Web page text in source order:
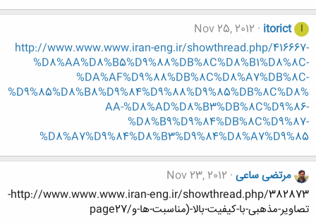
I
itorict
Nov 25, 2012
http://www.www.www.iran-eng.ir/showthread.php/416667-
%D8%AA%D8%B5%D9%88%DB%8C%D8%B1%D8%8C-
%DA%AF%D9%88%DB%8C%D8%A7%DB%8C-
%D9%85%D8%B8%D9%84%D9%88%D9%85%DB%8C%D8%
AA-%D8%AD%D8%B3%DB%8C%D9%86-
%D8%B9%D9%84%DB%8C%D9%87-
%D8%A7%D9%84%D8%B3%D9%84%D8%A7%D9%85
مرتضی ساعی Nov 23, 2012
http://www.www.www.iran-eng.ir/showthread.php/382873-
تصاویر-مذهبی-با-کیفیت-بالا-(مناسبت-ها-و/page27